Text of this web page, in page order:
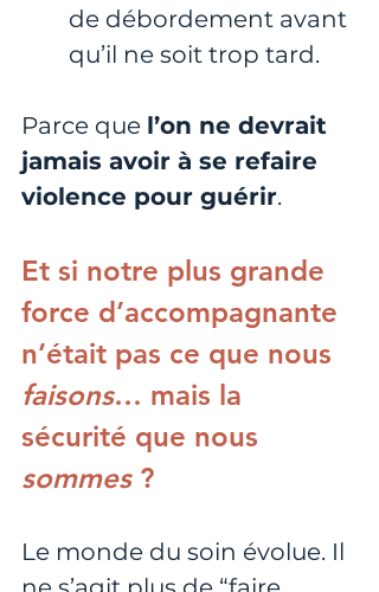
de débordement avant
qu’il ne soit trop tard.
Parce que l’on ne devrait
jamais avoir à se refaire
violence pour guérir.
Et si notre plus grande
force d’accompagnante
n’était pas ce que nous
faisons… mais la
sécurité que nous
sommes ?
Le monde du soin évolue. Il